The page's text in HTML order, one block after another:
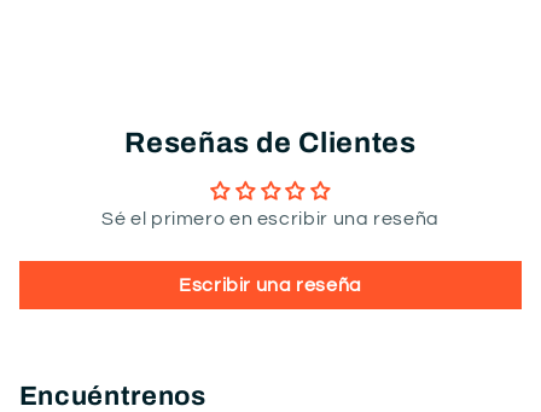
Reseñas de Clientes
Sé el primero en escribir una reseña
Escribir una reseña
Encuéntrenos